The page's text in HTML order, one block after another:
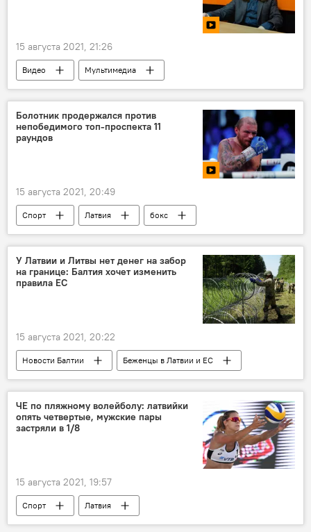
15 августа 2021, 21:26
Видео
Мультимедиа
Беженцы в Латвии и ЕС
Латвия
Алексей Дзермант
мигранты
незаконная миграция
Болотник продержался против
непобедимого топ-проспекта 11
раундов
15 августа 2021, 20:49
Спорт Латвия бокс
У Латвии и Литвы нет денег на забор
на границе: Балтия хочет изменить
правила ЕС
15 августа 2021, 20:22
Новости Балтии
Беженцы в Латвии и ЕС
Латвия
Эстония
Литва
Евросоюз
мигранты
незаконная миграция
деньги
ЧЕ по пляжному волейболу: латвийки
опять четвертые, мужские пары
застряли в 1/8
15 августа 2021, 19:57
Спорт
Латвия
Чемпионат Европы по пляжному волейболу